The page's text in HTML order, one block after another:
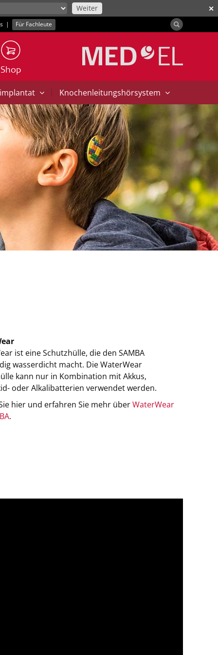
✕
Weiter
| Für Fachleute
Shop
| Knochenleitungshörsystem
ist eine Schutzhülle, die den SAMBA
wasserdicht macht. Die WaterWear
kann nur in Kombination mit Akkus,
oder Alkalibatterien verwendet werden.
hier und erfahren Sie mehr überWaterWear
.